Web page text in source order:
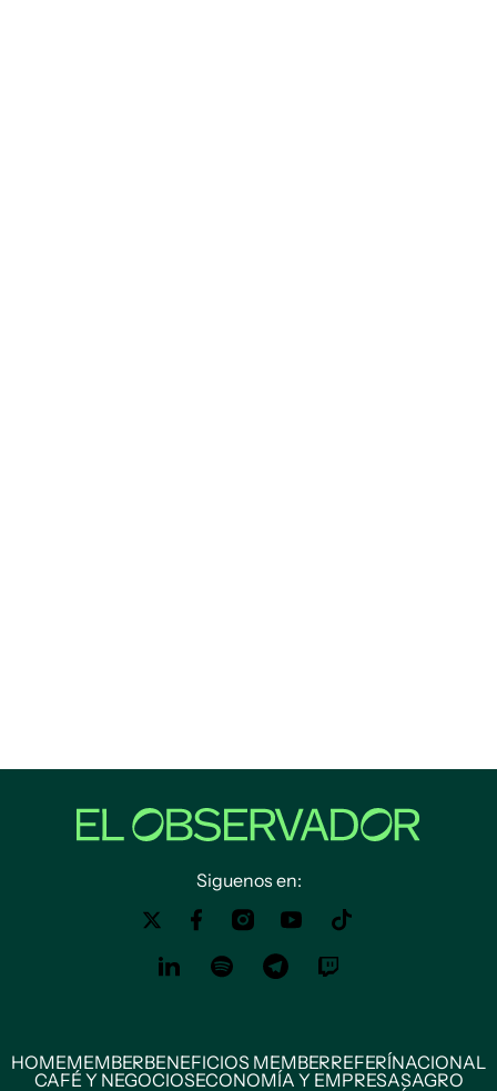
Siguenos en:
HOMEMEMBERBENEFICIOS MEMBERREFERÍNACIONAL
CAFÉ Y NEGOCIOSECONOMÍA Y EMPRESASAGRO